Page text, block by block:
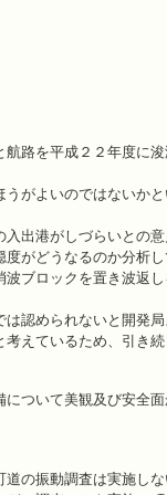
路を平成２２年度に
がよいのではないか
出港がしづらいとの意
がどうなるのか分析
ブロックを置き波返
認められないと開発
えているため、引き
ついて美観及び安全
の振動調査は実施しな